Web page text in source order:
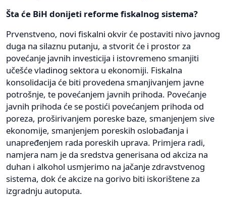
Šta će BiH donijeti reforme fiskalnog sistema?
Prvenstveno, novi fiskalni okvir će postaviti nivo javnog
duga na silaznu putanju, a stvorit će i prostor za
povećanje javnih investicija i istovremeno smanjiti
učešće vladinog sektora u ekonomiji. Fiskalna
konsolidacija će biti provedena smanjivanjem javne
potrošnje, te povećanjem javnih prihoda. Povećanje
javnih prihoda će se postići povećanjem prihoda od
poreza, proširivanjem poreske baze, smanjenjem sive
ekonomije, smanjenjem poreskih oslobađanja i
unapređenjem rada poreskih uprava. Primjera radi,
namjera nam je da sredstva generisana od akciza na
duhan i alkohol usmjerimo na jačanje zdravstvenog
sistema, dok će akcize na gorivo biti iskorištene za
izgradnju autoputa.